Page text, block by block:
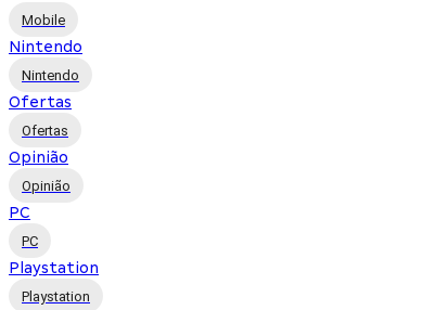
Mobile
Nintendo
Nintendo
Ofertas
Ofertas
Opinião
Opinião
PC
PC
Playstation
Playstation